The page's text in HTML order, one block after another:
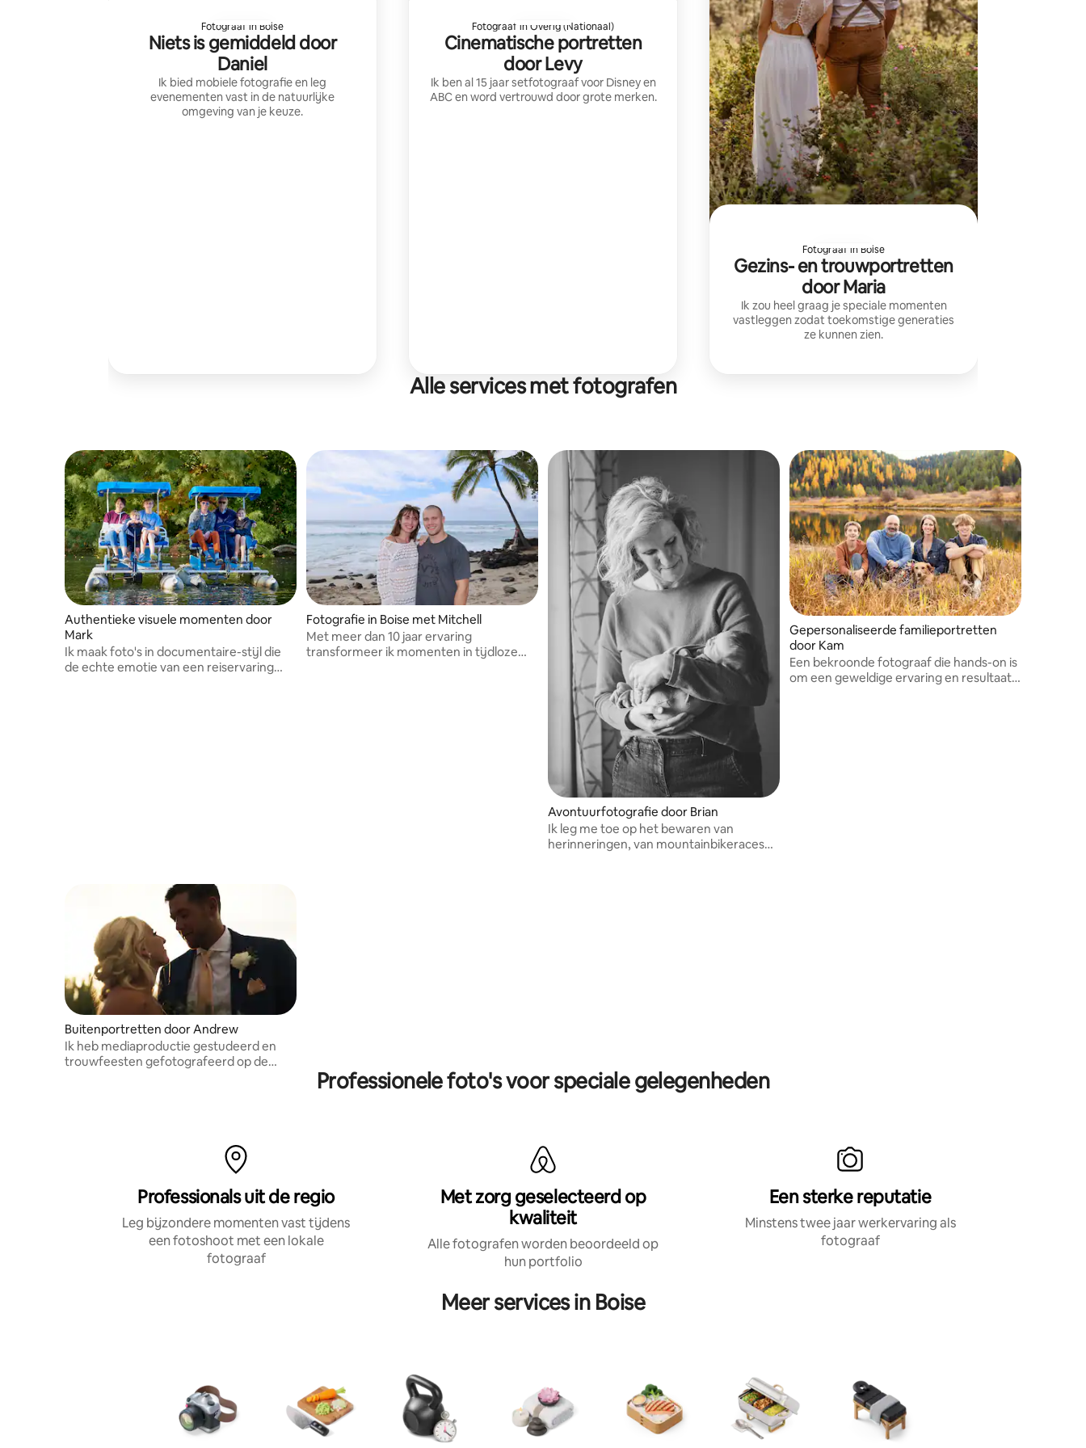
Fotograaf in Boise
Niets is gemiddeld door
Daniel
Ik bied mobiele fotografie en leg
evenementen vast in de natuurlijke
omgeving van je keuze.
Fotograaf in Overig (Nationaal)
Cinematische portretten
door Levy
Ik ben al 15 jaar setfotograaf voor Disney en
ABC en word vertrouwd door grote merken.
Fotograaf in Boise
Gezins- en trouwportretten
door Maria
Ik zou heel graag je speciale momenten
vastleggen zodat toekomstige generaties
ze kunnen zien.
Alle services met fotografen
Authentieke visuele momenten door
Mark
Ik maak foto's in documentaire-stijl die
de echte emotie van een reiservaring
Fotografie in Boise met Mitchell
Met meer dan 10 jaar ervaring
transformeer ik momenten in tijdloze
Avontuurfotografie door Brian
Ik leg me toe op het bewaren van
herinneringen, van mountainbikeraces
Gepersonaliseerde familieportretten
door Kam
Een bekroonde fotograaf die hands-on is
om een geweldige ervaring en resultaat
Buitenportretten door Andrew
Ik heb mediaproductie gestudeerd en
trouwfeesten gefotografeerd op de
Professionele foto's voor speciale gelegenheden
Professionals uit de regio
Leg bijzondere momenten vast tijdens
een fotoshoot met een lokale
fotograaf
Met zorg geselecteerd op
kwaliteit
Alle fotografen worden beoordeeld op
hun portfolio
Een sterke reputatie
Minstens twee jaar werkervaring als
fotograaf
Meer services in Boise